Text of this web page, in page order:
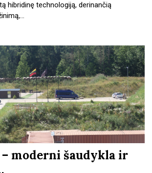
hibridinę technologiją, derinančią
moderni šaudykla ir